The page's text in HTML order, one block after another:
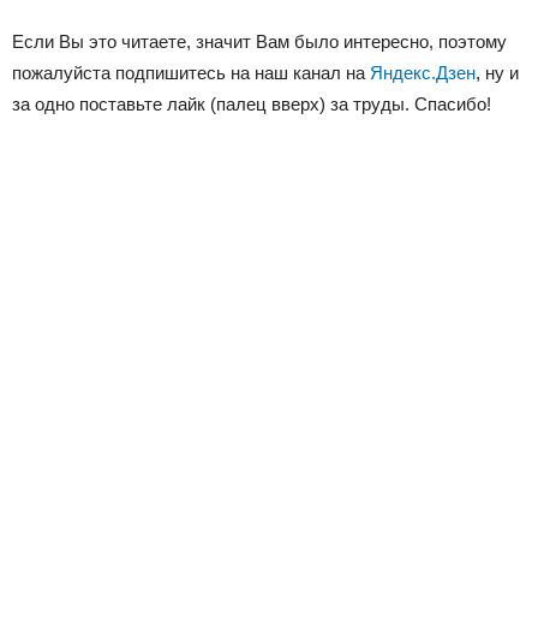
Если Вы это читаете, значит Вам было интересно, поэтому
пожалуйста подпишитесь на наш канал на Яндекс.Дзен, ну и
за одно поставьте лайк (палец вверх) за труды. Спасибо!